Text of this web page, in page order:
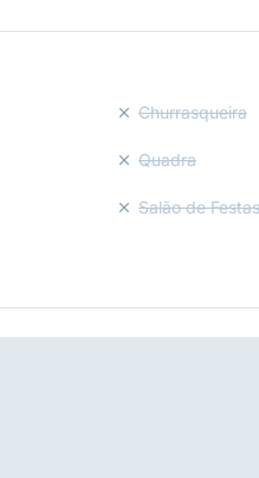
Churrasqueira
Quadra
Salão de Festas